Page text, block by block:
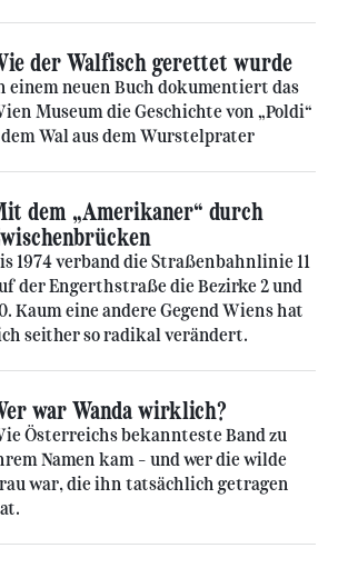
der Walfisch gerettet wurde
einem neuen Buch dokumentiert das
Museum die Geschichte von „Poldi“
dem Wal aus dem Wurstelprater
dem „Amerikaner“ durch
1974 verband die Straßenbahnlinie 11
der Engerthstraße die Bezirke 2 und
Kaum eine andere Gegend Wiens hat
seither so radikal verändert.
war Wanda wirklich?
Österreichs bekannteste Band zu
Namen kam – und wer die wilde
war, die ihn tatsächlich getragen